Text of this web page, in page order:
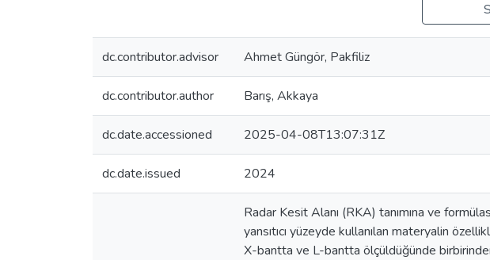
dc.contributor.advisor Ahmet Güngör, Pakfiliz
dc.contributor.author Barış, Akkaya
dc.date.accessioned 2025-04-08T13:07:31Z
dc.date.issued 2024
Radar Kesit Alanı (RKA) tanımına ve
yansıtıcı yüzeyde kullanılan materyalin
X-bantta ve L-bantta ölçüldüğünde